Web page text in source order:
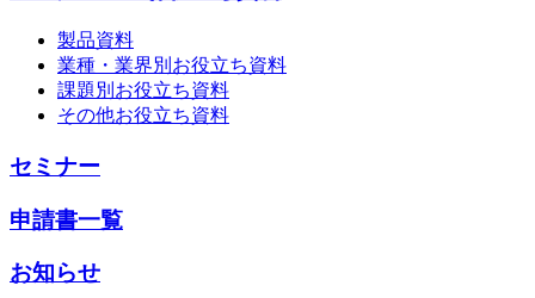
製品資料
業種・業界別お役立ち資料
課題別お役立ち資料
その他お役立ち資料
セミナー
申請書一覧
お知らせ